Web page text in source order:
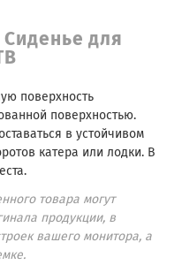
Сиденье для
поверхность
поверхностью.
в устойчивом
катера или лодки. В
товара могут
продукции, в
вашего монитора, а